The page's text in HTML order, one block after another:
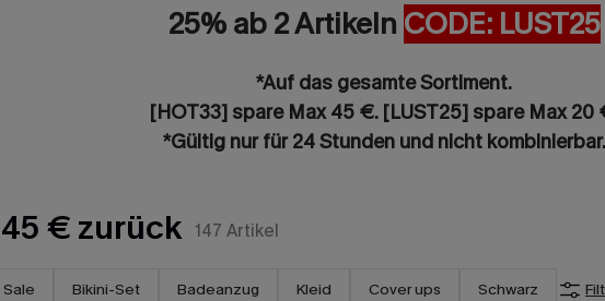
25% ab 2 Artikeln CODE: LUST25
*Auf das gesamte Sortiment.
[HOT33] spare Max 45 €. [LUST25] spare Max 20
*Gültig nur für 24 Stunden und nicht kombinierbar.
€ zurück 147 Artikel
Sale Bikini-Set Badeanzug Kleid Cover ups Schwarz